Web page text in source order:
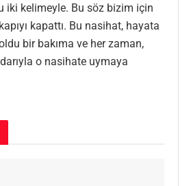
iki kelimeyle. Bu söz bizim için
kapattı. Bu nasihat, hayata
bir bakıma ve her zaman,
o nasihate uymaya